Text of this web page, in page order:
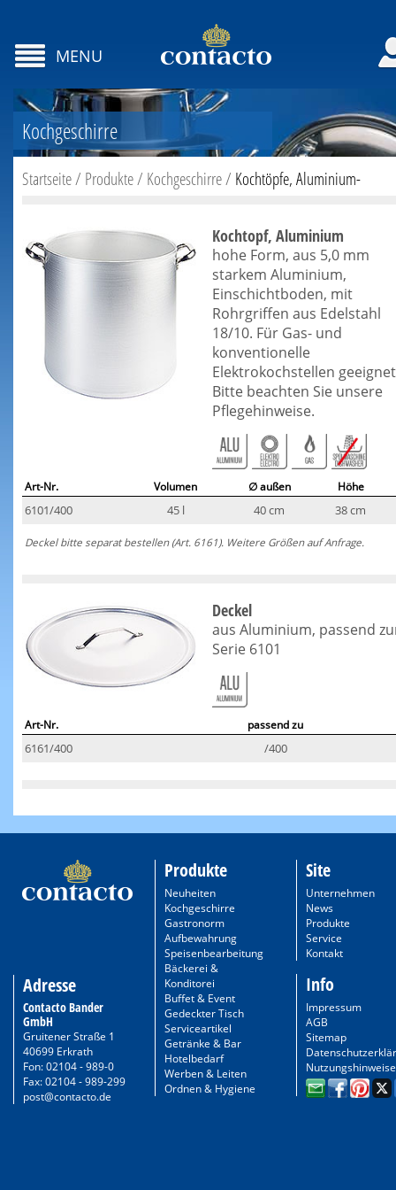
MENU
Kochgeschirre
Startseite/ Produkte/ Kochgeschirre/ Kochtöpfe, Aluminium-
Kochtopf, Aluminium
hohe Form, aus 5,0 mm
starkem Aluminium,
Einschichtboden, mit
Rohrgriffen aus Edelstahl
18/10. Für Gas- und
konventionelle
Elektrokochstellen
Bitte beachten Sie unsere
Pflegehinweise.
Art-Nr. Volumen ∅ außen Höhe
6101/400 45 l 40 cm 38 cm
Deckel bitte separat bestellen (Art. 6161). Weitere Größen auf Anfrage.
Deckel
aus Aluminium, passend
Serie 6101
Art-Nr. passend zu
6161/400 /400
Adresse
Contacto Bander
GmbH
Gruitener Straße 1
40699 Erkrath
Fon: 02104 - 989-0
Fax: 02104 - 989-299
post@contacto.de
Produkte
Neuheiten
Kochgeschirre
Gastronorm
Aufbewahrung
Speisenbearbeitung
Bäckerei &
Konditorei
Buffet & Event
Gedeckter Tisch
Serviceartikel
Getränke & Bar
Hotelbedarf
Werben & Leiten
Ordnen & Hygiene
Site
Unternehmen
News
Produkte
Service
Kontakt
Info
Impressum
AGB
Sitemap
Nutzungshinweise